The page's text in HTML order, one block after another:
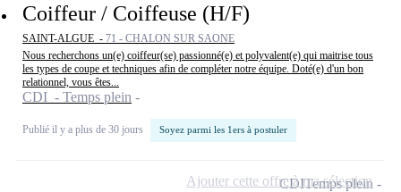
Coiffeur / Coiffeuse (H/F)
SAINT-ALGUE - 71 - CHALON SUR SAONE
Nous recherchons un(e) coiffeur(se) passionné(e) et polyvalent(e) qui maitrise tous
les types de coupe et techniques afin de compléter notre équipe. Doté(e) d'un bon
relationnel, vous êtes...
CDI - Temps plein
Publié il y a plus de 30 jours Soyez parmi les 1ers à postuler
CDITemps plein
Ajouter cette offre à ma sélection